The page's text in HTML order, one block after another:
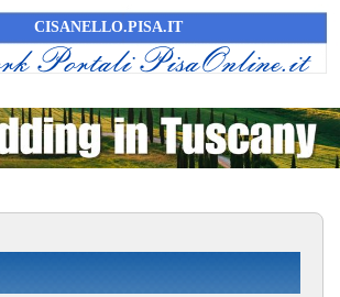
CISANELLO.PISA.IT